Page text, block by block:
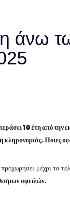
άνω
10 έτη από την
κληρονομιάς. Ποιες
μέχρι το
οφειλών.